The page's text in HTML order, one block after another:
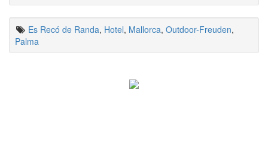
Es Recó de Randa, Hotel, Mallorca, Outdoor-Freuden,
Palma